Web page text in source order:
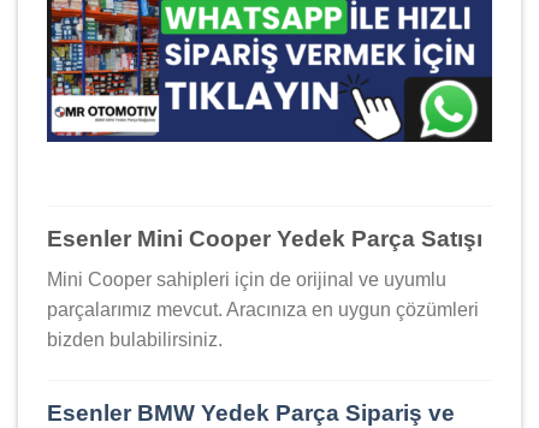
Esenler Mini Cooper Yedek Parça Satışı
Mini Cooper sahipleri için de orijinal ve uyumlu
parçalarımız mevcut. Aracınıza en uygun çözümleri
bizden bulabilirsiniz.
Esenler BMW Yedek Parça Sipariş ve